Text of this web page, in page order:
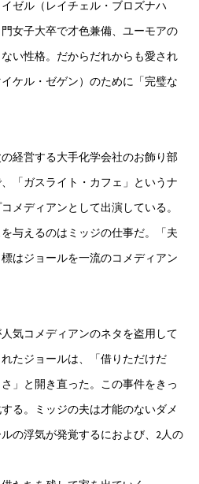
ゼル（レイチェル・ブロズナハ
女子大卒で才色兼備、ユーモアの
い性格。だからだれからも愛され
ケル・ゼゲン）のために「完璧な
経営する大手化学会社のお飾り部
「ガスライト・カフェ」というナ
メディアンとして出演している。
与えるのはミッジの仕事だ。「夫
はジョールを一流のコメディアン
気コメディアンのネタを盗用して
たジョールは、「借りただけだ
」と開き直った。この事件をきっ
る。ミッジの夫は才能のないダメ
の浮気が発覚するにおよび、2人の